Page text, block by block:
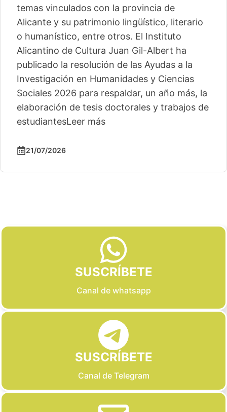
temas vinculados con la provincia de
Alicante y su patrimonio lingüístico, literario
o humanístico, entre otros. El Instituto
Alicantino de Cultura Juan Gil-Albert ha
publicado la resolución de las Ayudas a la
Investigación en Humanidades y Ciencias
Sociales 2026 para respaldar, un año más, la
elaboración de tesis doctorales y trabajos de
estudiantesLeer más
21/07/2026
SUSCRÍBETE
Canal de whatsapp
SUSCRÍBETE
Canal de Telegram